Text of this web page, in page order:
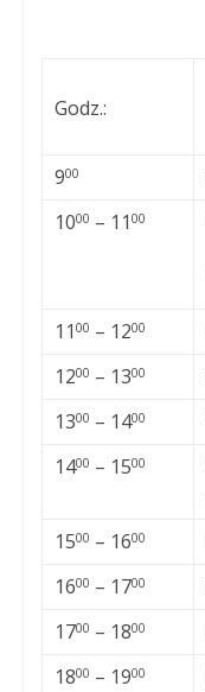
Godz.:
900
1000 – 11 00
11 00 – 1200
1200 – 1300
1300 – 1400
1400 – 1500
1500 – 1600
1600 – 1700
1700 – 1800
1800 – 1900